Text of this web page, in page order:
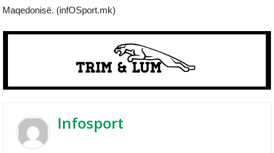
Maqedonisë. (infOSport.mk)
Infosport